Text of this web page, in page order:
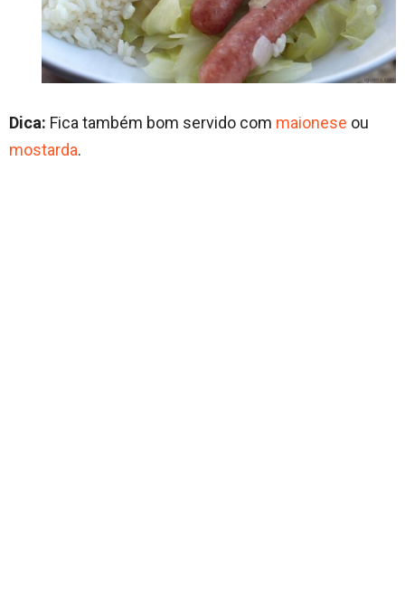
Dica: Fica também bom servido com maionese ou
mostarda.